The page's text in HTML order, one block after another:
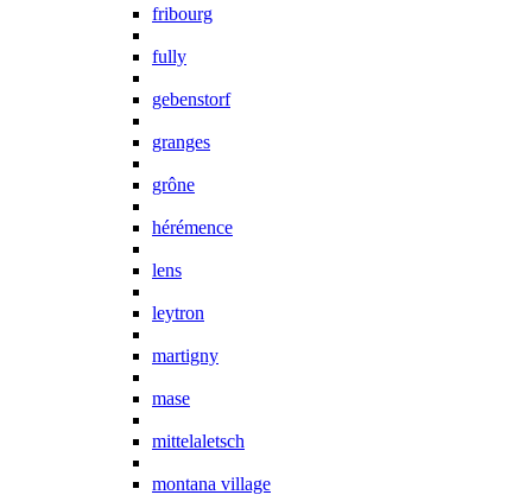
fribourg
fully
gebenstorf
granges
grône
hérémence
lens
leytron
martigny
mase
mittelaletsch
montana village